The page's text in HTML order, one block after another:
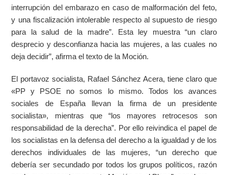
interrupción del embarazo en caso de malformación del feto,
y una fiscalización intolerable respecto al supuesto de riesgo
para la salud de la madre”. Esta ley muestra “un claro
desprecio y desconfianza hacia las mujeres, a las cuales no
deja decidir”, afirma el texto de la Moción.
El portavoz socialista, Rafael Sánchez Acera, tiene claro que
«PP y PSOE no somos lo mismo. Todos los avances
sociales de España llevan la firma de un presidente
socialista», mientras que “los mayores retrocesos son
responsabilidad de la derecha”. Por ello reivindica el papel de
los socialistas en la defensa del derecho a la igualdad y de los
derechos individuales de las mujeres, “un derecho que
debería ser secundado por todos los grupos políticos, razón